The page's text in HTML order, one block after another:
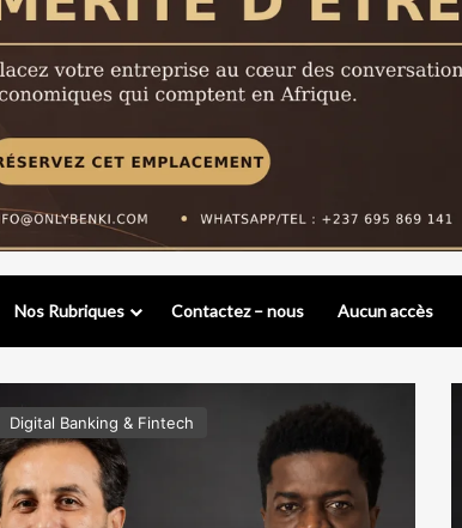
Nos Rubriques Contactez – nous Aucun accès
Digital Banking & Fintech